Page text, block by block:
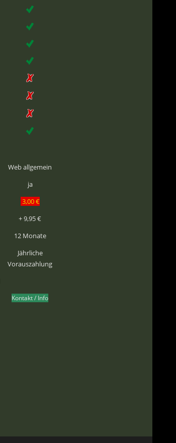
Web allgemein
ja
3,00 €
+ 9,95 €
12 Monate
Jährliche
Vorauszahlung
Kontakt / Info